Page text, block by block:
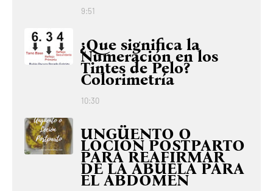
9:51
¿Que significa la
Numeración en los
Tintes de Pelo?
Colorimetría
10:30
UNGÜENTO O
LOCIÓN POSTPARTO
PARA REAFIRMAR
DE LA ABUELA PARA
EL ABDOMEN